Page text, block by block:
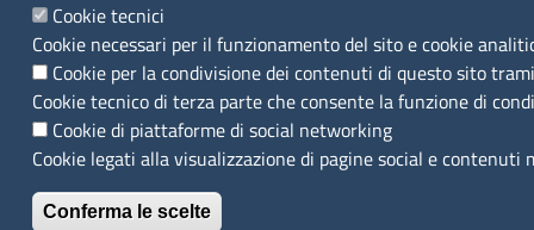
Cookie tecnici
Cookie necessari per il funzionamento del sito e cookie
Cookie per la condivisione dei contenuti di questo sito
Cookie tecnico di terza parte che consente la funzione di
Cookie di piattaforme di social networking
Cookie legati alla visualizzazione di pagine social e
Conferma le scelte